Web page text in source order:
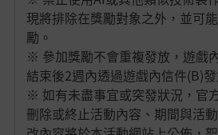
現將排除在獎勵對象之外，並可
勵。
※ 參加獎勵不會重複發放，遊戲
結束後2週內透過遊戲內信件(B)發
※ 如有未盡事宜或突發狀況，官
刪除或終止活動內容、期間與活